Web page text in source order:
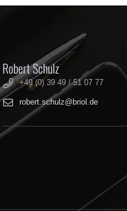
Robert Schulz
+49 (0) 39 49 / 51 07 77
robert.schulz@briol.de